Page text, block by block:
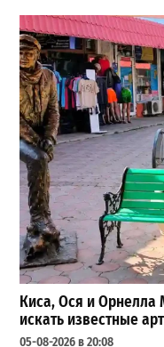
Киса, Ося и Орнелла
искать известные
05-08-2026 в 20:08